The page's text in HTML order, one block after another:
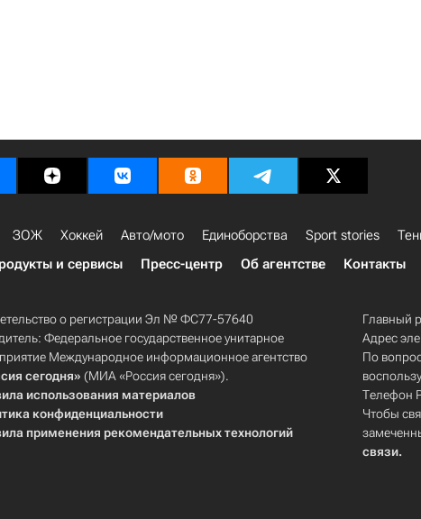
ЗОЖ Хоккей Авто/мото Единоборства Sport stories
и сервисы Пресс-центр Об агентстве Контакты
о регистрации Эл № ФС77-57640
Федеральное государственное унитарное
Международное информационное агентство
сегодня» (МИА «Россия сегодня»).
использования материалов
конфиденциальности
применения рекомендательных технологий
Главный
Адрес
По
Телефон
Чтобы
связи.